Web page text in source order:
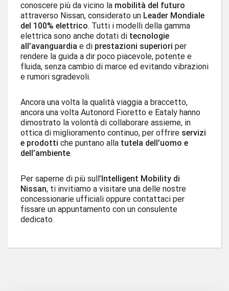
conoscere più da vicino la mobilità del futuro
attraverso Nissan, considerato un Leader Mondiale
del 100% elettrico. Tutti i modelli della gamma
elettrica sono anche dotati di tecnologie
all’avanguardia e di prestazioni superiori per
rendere la guida a dir poco piacevole, potente e
fluida, senza cambio di marce ed evitando vibrazioni
e rumori sgradevoli.
Ancora una volta la qualità viaggia a braccetto,
ancora una volta Autonord Fioretto e Eataly hanno
dimostrato la volontà di collaborare assieme, in
ottica di miglioramento continuo, per offrire servizi
e prodotti che puntano alla tutela dell’uomo e
dell’ambiente.
Per saperne di più sull’Intelligent Mobility di
Nissan, ti invitiamo a visitare una delle nostre
concessionarie ufficiali oppure contattaci per
fissare un appuntamento con un consulente
dedicato.